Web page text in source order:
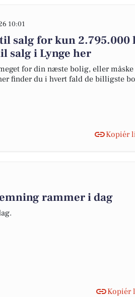
10:01
salg for kun 2.795.000
salg i Lynge her
for din næste bolig, eller
finder du i hvert fald de billigste
Kopiér
rammer i dag
Kopiér